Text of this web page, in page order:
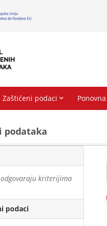
podаtаkа
kriterijima
podaci